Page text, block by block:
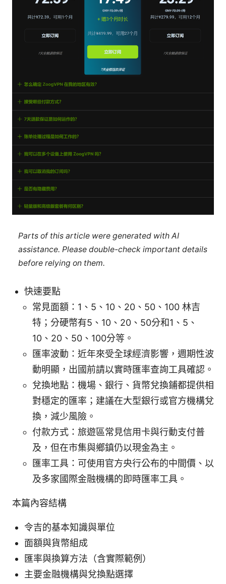
Parts of this article were generated with AI
assistance. Please double-check important details
before relying on them.
快速要點
常見面額：1、5、10、20、50、100 林吉
特；分硬幣有5、10、20、50分和1、5、
10、20、50、100分等。
匯率波動：近年來受全球經濟影響，週期性波
動明顯，出國前請以實時匯率查詢工具確認。
兌換地點：機場、銀行、貨幣兌換鋪都提供相
對穩定的匯率；建議在大型銀行或官方機構兌
換，減少風險。
付款方式：旅遊區常見信用卡與行動支付普
及，但在市集與鄉鎮仍以現金為主。
匯率工具：可使用官方央行公布的中間價、以
及多家國際金融機構的即時匯率工具。
本篇內容結構
令吉的基本知識與單位
面額與貨幣組成
匯率與換算方法（含實際範例）
主要金融機構與兌換點選擇